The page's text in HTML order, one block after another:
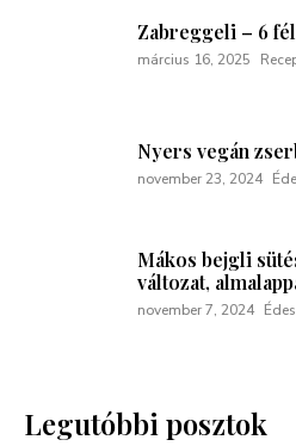
Zabreggeli – 6
március 16, 2025
Nyers vegán
november 23, 2024
Mákos bejgli
változat,
november 7, 2024
Legutóbbi posztok